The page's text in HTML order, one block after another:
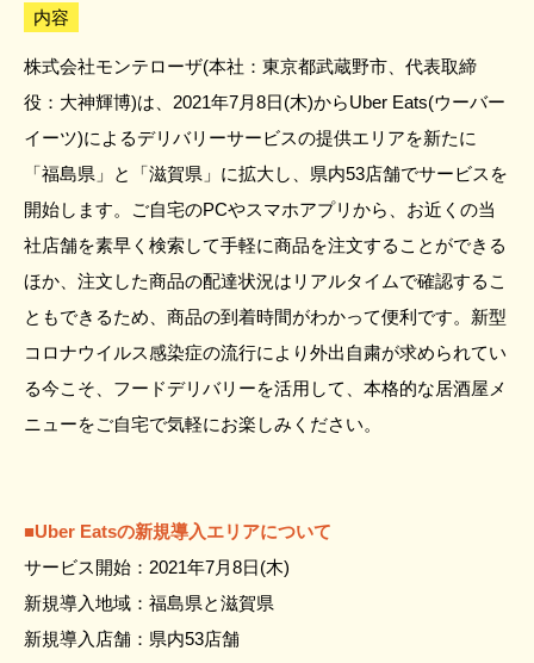
内容
株式会社モンテローザ(本社：東京都武蔵野市、代表取締
役：大神輝博)は、2021年7月8日(木)からUber Eats(ウーバー
イーツ)によるデリバリーサービスの提供エリアを新たに
「福島県」と「滋賀県」に拡大し、県内53店舗でサービスを
開始します。ご自宅のPCやスマホアプリから、お近くの当
社店舗を素早く検索して手軽に商品を注文することができる
ほか、注文した商品の配達状況はリアルタイムで確認するこ
ともできるため、商品の到着時間がわかって便利です。新型
コロナウイルス感染症の流行により外出自粛が求められてい
る今こそ、フードデリバリーを活用して、本格的な居酒屋メ
ニューをご自宅で気軽にお楽しみください。
■Uber Eatsの新規導入エリアについて
サービス開始：2021年7月8日(木)
新規導入地域：福島県と滋賀県
新規導入店舗：県内53店舗